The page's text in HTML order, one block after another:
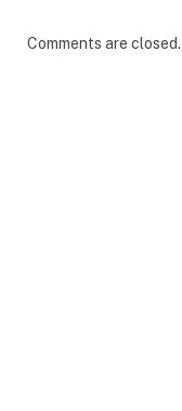
Comments are closed.